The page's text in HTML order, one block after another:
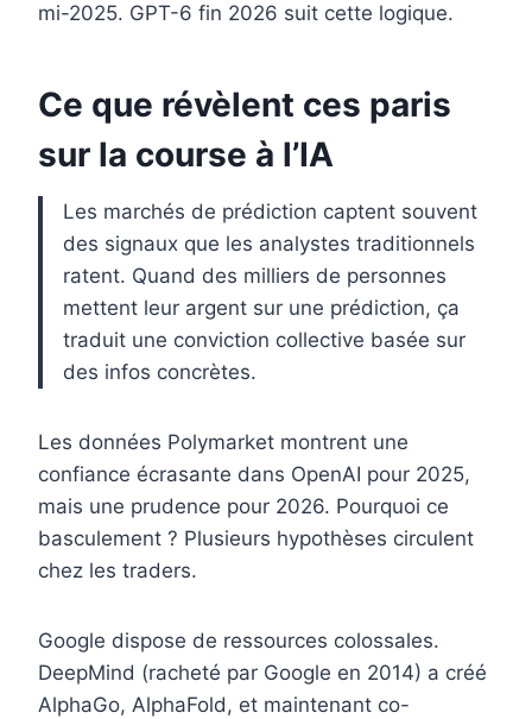
mi-2025. GPT-6 fin 2026 suit cette logique.
Ce que révèlent ces paris
sur la course à l’IA
Les marchés de prédiction captent souvent
des signaux que les analystes traditionnels
ratent. Quand des milliers de personnes
mettent leur argent sur une prédiction, ça
traduit une conviction collective basée sur
des infos concrètes.
Les données Polymarket montrent une
confiance écrasante dans OpenAI pour 2025,
mais une prudence pour 2026. Pourquoi ce
basculement ? Plusieurs hypothèses circulent
chez les traders.
Google dispose de ressources colossales.
DeepMind (racheté par Google en 2014) a créé
AlphaGo, AlphaFold, et maintenant co-